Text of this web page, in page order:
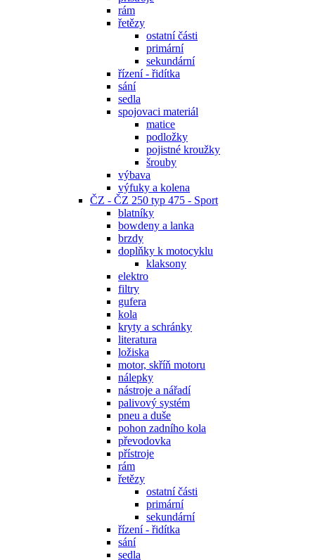
rám
řetězy
ostatní části
primární
sekundární
řízení - řidítka
sání
sedla
spojovaci materiál
matice
podložky
pojistné kroužky
šrouby
výbava
výfuky a kolena
ČZ - ČZ 250 typ 475 - Sport
blatníky
bowdeny a lanka
brzdy
doplňky k motocyklu
klaksony
elektro
filtry
gufera
kola
kryty a schránky
literatura
ložiska
motor, skříň motoru
nálepky
nástroje a nářadí
palivový systém
pneu a duše
pohon zadního kola
převodovka
přístroje
rám
řetězy
ostatní části
primární
sekundární
řízení - řidítka
sání
sedla